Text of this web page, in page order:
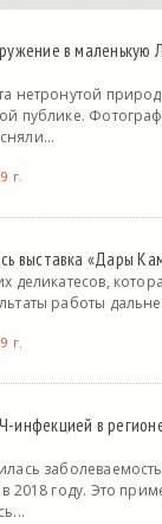
в маленькую
нетронутой
публике.
г.
выставка «Дары
деликатесов,
работы
г.
инфекцией в
2018 году. Это